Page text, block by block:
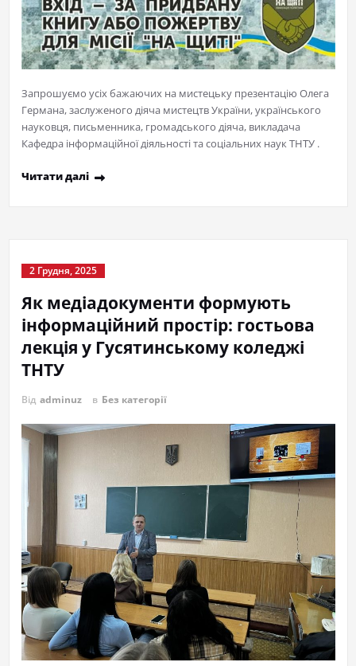
Запрошуємо усіх бажаючих на мистецьку презентацію Олега
Германа, заслуженого діяча мистецтв України, українського
науковця, письменника, громадського діяча, викладача
Кафедра інформаційної діяльності та соціальних наук ТНТУ .
Читати далі
2 Грудня, 2025
Як медіадокументи формують
інформаційний простір: гостьова
лекція у Гусятинському коледжі
ТНТУ
Від adminuz в Без категорії